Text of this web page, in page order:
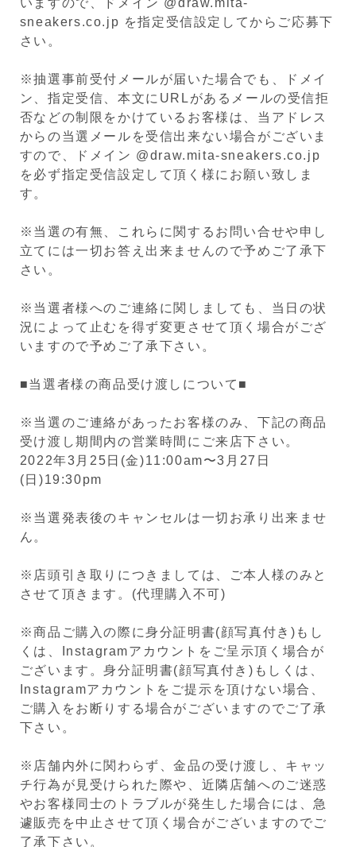
いますので、ドメイン @draw.mita-
sneakers.co.jp を指定受信設定してからご応募下
さい。
※抽選事前受付メールが届いた場合でも、ドメイ
ン、指定受信、本文にURLがあるメールの受信拒
否などの制限をかけているお客様は、当アドレス
からの当選メールを受信出来ない場合がございま
すので、ドメイン @draw.mita-sneakers.co.jp
を必ず指定受信設定して頂く様にお願い致しま
す。
※当選の有無、これらに関するお問い合せや申し
立てには一切お答え出来ませんので予めご了承下
さい。
※当選者様へのご連絡に関しましても、当日の状
況によって止むを得ず変更させて頂く場合がござ
いますので予めご了承下さい。
■当選者様の商品受け渡しについて■
※当選のご連絡があったお客様のみ、下記の商品
受け渡し期間内の営業時間にご来店下さい。
2022年3月25日(金)11:00am〜3月27日
(日)19:30pm
※当選発表後のキャンセルは一切お承り出来ませ
ん。
※店頭引き取りにつきましては、ご本人様のみと
させて頂きます。(代理購入不可)
※商品ご購入の際に身分証明書(顔写真付き)もし
くは、Instagramアカウントをご呈示頂く場合が
ございます。身分証明書(顔写真付き)もしくは、
Instagramアカウントをご提示を頂けない場合、
ご購入をお断りする場合がございますのでご了承
下さい。
※店舗内外に関わらず、金品の受け渡し、キャッ
チ行為が見受けられた際や、近隣店舗へのご迷惑
やお客様同士のトラブルが発生した場合には、急
遽販売を中止させて頂く場合がございますのでご
了承下さい。